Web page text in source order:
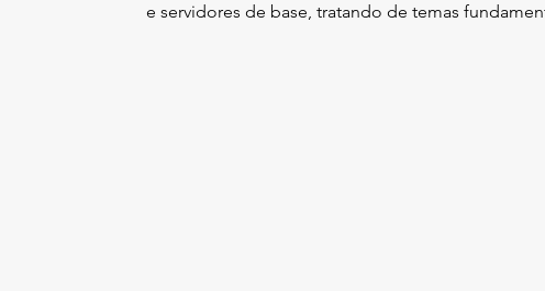
e servidores de base, tratando de temas